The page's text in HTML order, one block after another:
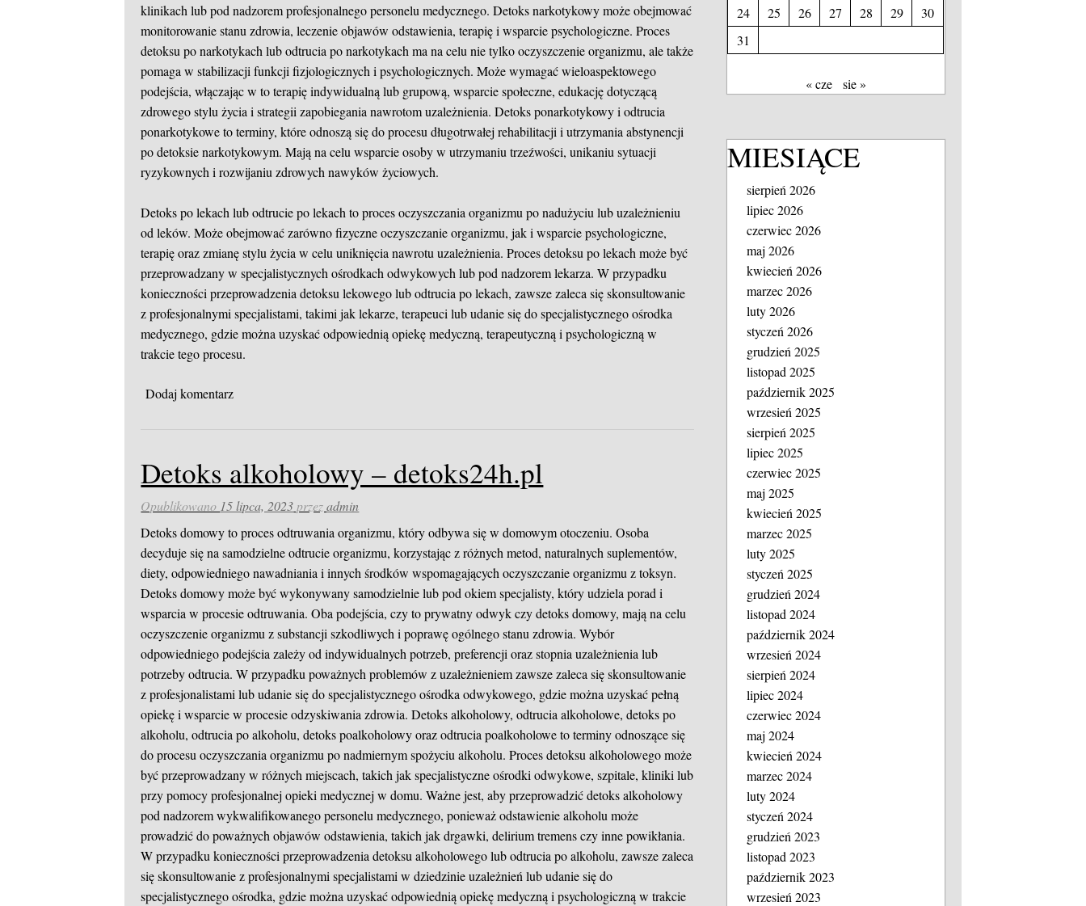
klinikach lub pod nadzorem profesjonalnego personelu medycznego. Detoks narkotykowy może obejmować
monitorowanie stanu zdrowia, leczenie objawów odstawienia, terapię i wsparcie psychologiczne. Proces
detoksu po narkotykach lub odtrucia po narkotykach ma na celu nie tylko oczyszczenie organizmu, ale także
pomaga w stabilizacji funkcji fizjologicznych i psychologicznych. Może wymagać wieloaspektowego
podejścia, włączając w to terapię indywidualną lub grupową, wsparcie społeczne, edukację dotyczącą
zdrowego stylu życia i strategii zapobiegania nawrotom uzależnienia. Detoks ponarkotykowy i odtrucia
ponarkotykowe to terminy, które odnoszą się do procesu długotrwałej rehabilitacji i utrzymania abstynencji
po detoksie narkotykowym. Mają na celu wsparcie osoby w utrzymaniu trzeźwości, unikaniu sytuacji
ryzykownych i rozwijaniu zdrowych nawyków życiowych.
Detoks po lekach lub odtrucie po lekach to proces oczyszczania organizmu po nadużyciu lub uzależnieniu
od leków. Może obejmować zarówno fizyczne oczyszczanie organizmu, jak i wsparcie psychologiczne,
terapię oraz zmianę stylu życia w celu uniknięcia nawrotu uzależnienia. Proces detoksu po lekach może być
przeprowadzany w specjalistycznych ośrodkach odwykowych lub pod nadzorem lekarza. W przypadku
konieczności przeprowadzenia detoksu lekowego lub odtrucia po lekach, zawsze zaleca się skonsultowanie
z profesjonalnymi specjalistami, takimi jak lekarze, terapeuci lub udanie się do specjalistycznego ośrodka
medycznego, gdzie można uzyskać odpowiednią opiekę medyczną, terapeutyczną i psychologiczną w
trakcie tego procesu.
Dodaj komentarz
Detoks alkoholowy – detoks24h.pl
Opublikowano 15 lipca, 2023 przezadmin
Detoks domowy to proces odtruwania organizmu, który odbywa się w domowym otoczeniu. Osoba
decyduje się na samodzielne odtrucie organizmu, korzystając z różnych metod, naturalnych suplementów,
diety, odpowiedniego nawadniania i innych środków wspomagających oczyszczanie organizmu z toksyn.
Detoks domowy może być wykonywany samodzielnie lub pod okiem specjalisty, który udziela porad i
wsparcia w procesie odtruwania. Oba podejścia, czy to prywatny odwyk czy detoks domowy, mają na celu
oczyszczenie organizmu z substancji szkodliwych i poprawę ogólnego stanu zdrowia. Wybór
odpowiedniego podejścia zależy od indywidualnych potrzeb, preferencji oraz stopnia uzależnienia lub
potrzeby odtrucia. W przypadku poważnych problemów z uzależnieniem zawsze zaleca się skonsultowanie
z profesjonalistami lub udanie się do specjalistycznego ośrodka odwykowego, gdzie można uzyskać pełną
opiekę i wsparcie w procesie odzyskiwania zdrowia. Detoks alkoholowy, odtrucia alkoholowe, detoks po
alkoholu, odtrucia po alkoholu, detoks poalkoholowy oraz odtrucia poalkoholowe to terminy odnoszące się
do procesu oczyszczania organizmu po nadmiernym spożyciu alkoholu. Proces detoksu alkoholowego może
być przeprowadzany w różnych miejscach, takich jak specjalistyczne ośrodki odwykowe, szpitale, kliniki lub
przy pomocy profesjonalnej opieki medycznej w domu. Ważne jest, aby przeprowadzić detoks alkoholowy
pod nadzorem wykwalifikowanego personelu medycznego, ponieważ odstawienie alkoholu może
prowadzić do poważnych objawów odstawienia, takich jak drgawki, delirium tremens czy inne powikłania.
W przypadku konieczności przeprowadzenia detoksu alkoholowego lub odtrucia po alkoholu, zawsze zaleca
się skonsultowanie z profesjonalnymi specjalistami w dziedzinie uzależnień lub udanie się do
specjalistycznego ośrodka, gdzie można uzyskać odpowiednią opiekę medyczną i psychologiczną w trakcie
24
25 26 27 28 29
30
31
« cze sie »
MIESIĄCE
sierpień 2026
lipiec 2026
czerwiec 2026
maj 2026
kwiecień 2026
marzec 2026
luty 2026
styczeń 2026
grudzień 2025
listopad 2025
październik 2025
wrzesień 2025
sierpień 2025
lipiec 2025
czerwiec 2025
maj 2025
kwiecień 2025
marzec 2025
luty 2025
styczeń 2025
grudzień 2024
listopad 2024
październik 2024
wrzesień 2024
sierpień 2024
lipiec 2024
czerwiec 2024
maj 2024
kwiecień 2024
marzec 2024
luty 2024
styczeń 2024
grudzień 2023
listopad 2023
październik 2023
wrzesień 2023